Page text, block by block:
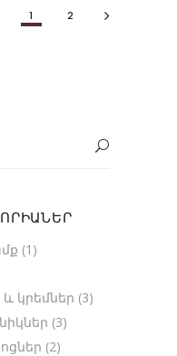
1 2
(1)
կրեմներ (3)
(3)
(2)